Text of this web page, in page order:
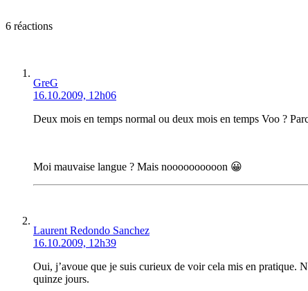
6 réactions
GreG
16.10.2009, 12h06
Deux mois en temps normal ou deux mois en temps Voo ?
Moi mauvaise langue ? Mais noooooooooon 😀
Laurent Redondo Sanchez
16.10.2009, 12h39
Oui, j’avoue que je suis curieux de voir cela mis en pratique.
quinze jours.